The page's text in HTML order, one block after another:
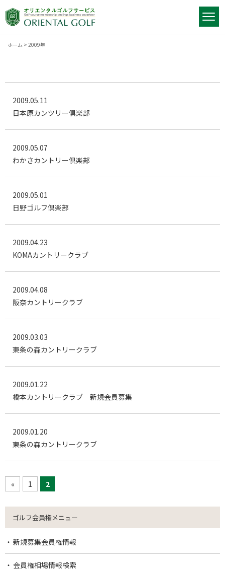
ホーム > 2009年
2009.05.11
日本原カンツリー倶楽部
2009.05.07
わかさカントリー倶楽部
2009.05.01
日野ゴルフ倶楽部
2009.04.23
KOMAカントリークラブ
2009.04.08
阪奈カントリークラブ
2009.03.03
東条の森カントリークラブ
2009.01.22
橋本カントリークラブ 新規会員募集
2009.01.20
東条の森カントリークラブ
« 1 2
ゴルフ会員権メニュー
新規募集会員権情報
会員権相場情報検索